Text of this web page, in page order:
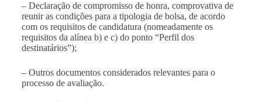
– Declaração de compromisso de honra, comprovativa de
reunir as condições para a tipologia de bolsa, de acordo
com os requisitos de candidatura (nomeadamente os
requisitos da alínea b) e c) do ponto “Perfil dos
destinatários”);
– Outros documentos considerados relevantes para o
processo de avaliação.